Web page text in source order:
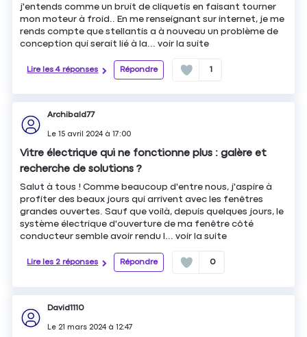
j'entends comme un bruit de cliquetis en faisant tourner
mon moteur à froid.. En me renseignant sur internet, je me
rends compte que stellantis a à nouveau un problème de
conception qui serait lié à la...voir la suite
Lire les 4 réponses Répondre 1
Archibald77
Le15 avril 2024à17:00
Vitre électrique qui ne fonctionne plus : galère et
recherche de solutions ?
Salut à tous ! Comme beaucoup d'entre nous, j'aspire à
profiter des beaux jours qui arrivent avec les fenêtres
grandes ouvertes. Sauf que voilà, depuis quelques jours, le
système électrique d'ouverture de ma fenêtre côté
conducteur semble avoir rendu l...voir la suite
Lire les 2 réponses Répondre 0
David1110
Le 21 mars 2024à12:47